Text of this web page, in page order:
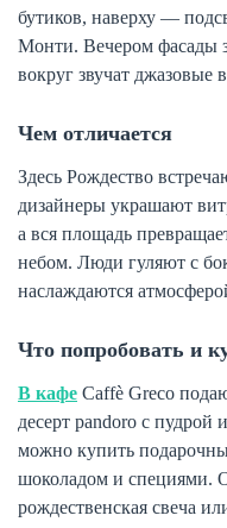
бутиков, наверху —
Монти. Вечером фасады
вокруг звучат джазовые
Чем отличается
Здесь Рождество
дизайнеры украшают
а вся площадь
небом. Люди гуляют с
наслаждаются
Что попробовать и
В кафе Caffè Greco
десерт pandoro с пудрой
можно купить
шоколадом и специями.
рождественская свеча